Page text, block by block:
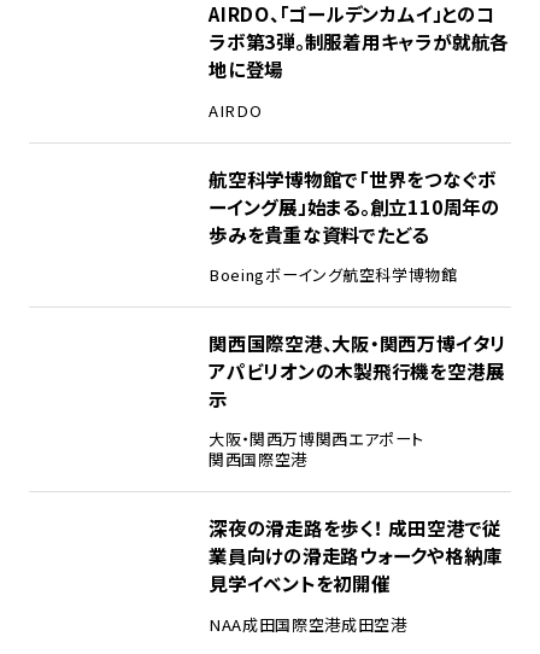
AIRDO、「ゴールデンカムイ」とのコ
ラボ第3弾。制服着用キャラが就航各
地に登場
AIRDO
航空科学博物館で「世界をつなぐボ
ーイング展」始まる。創立110周年の
歩みを貴重な資料でたどる
Boeingボーイング航空科学博物館
関西国際空港、大阪・関西万博イタリ
アパビリオンの木製飛行機を空港展
示
大阪・関西万博関西エアポート
関西国際空港
深夜の滑走路を歩く！ 成田空港で従
業員向けの滑走路ウォークや格納庫
見学イベントを初開催
NAA成田国際空港成田空港